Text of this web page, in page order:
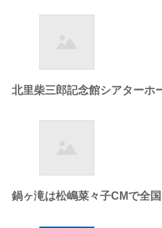
北里柴三郎記念館シアターホ
鍋ヶ滝は松嶋菜々子CMで全